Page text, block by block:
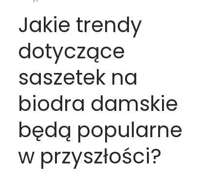
Jakie trendy
dotyczące
saszetek na
biodra damskie
będą popularne
w przyszłości?